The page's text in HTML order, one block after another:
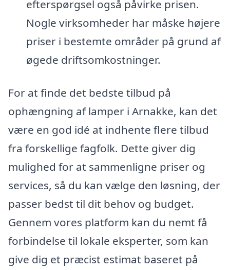
efterspørgsel også påvirke prisen.
Nogle virksomheder har måske højere
priser i bestemte områder på grund af
øgede driftsomkostninger.
For at finde det bedste tilbud på
ophængning af lamper i Arnakke, kan det
være en god idé at indhente flere tilbud
fra forskellige fagfolk. Dette giver dig
mulighed for at sammenligne priser og
services, så du kan vælge den løsning, der
passer bedst til dit behov og budget.
Gennem vores platform kan du nemt få
forbindelse til lokale eksperter, som kan
give dig et præcist estimat baseret på